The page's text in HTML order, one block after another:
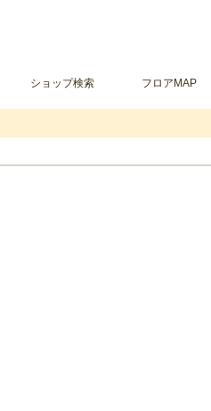
ショップ検索 フロアMAP